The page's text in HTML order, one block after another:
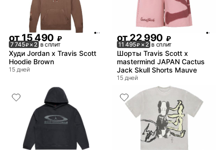
от15 490 ₽
7 745₽× 2 в сплит
Худи Jordan x Travis Scott
Hoodie Brown
15 дней
от22 990 ₽
11 495₽ × 2 в сплит
Шорты Travis Scott x
mastermind JAPAN Cactus
Jack Skull Shorts Mauve
15 дней